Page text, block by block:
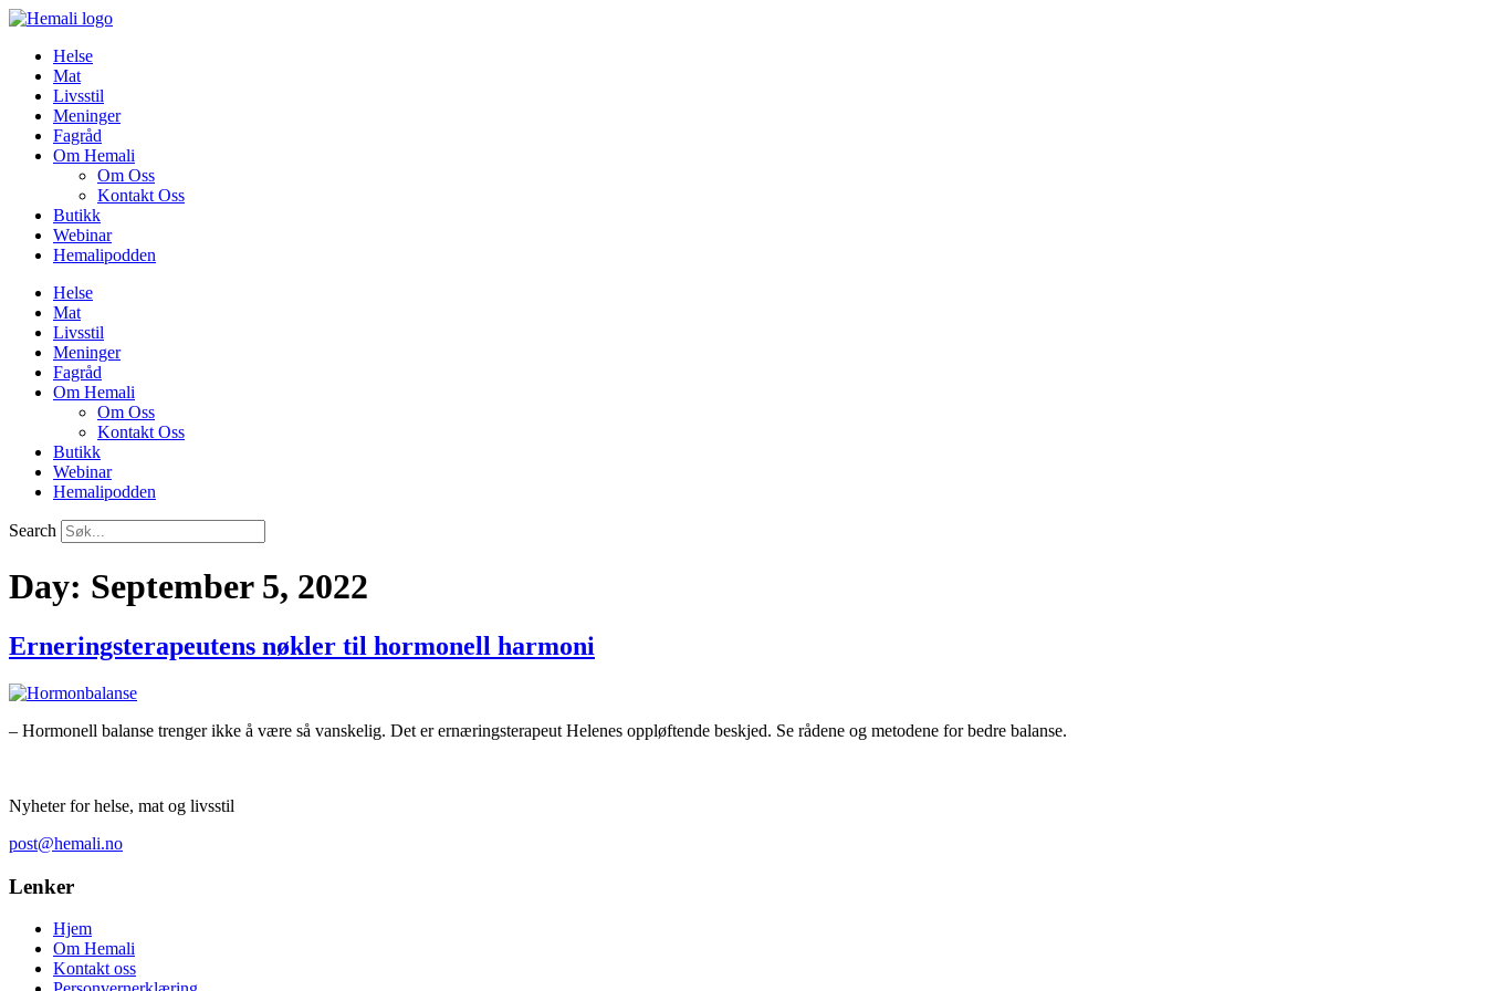
Skip
contentHelse
Mat
Livsstil
Meninger
Fagråd
Om Hemali
Om Oss
Kontakt Oss
Butikk
Webinar
Hemalipodden
Helse
Mat
Livsstil
Meninger
Fagråd
Om Hemali
Om Oss
Kontakt Oss
Butikk
Webinar
Hemalipodden
Search
Day: September 5, 2022
Erneringsterapeutens nøkler til hormonell harmoni
– Hormonell balanse trenger ikke å være så vanskelig. Det er ernæringsterapeut Helenes oppløftende beskjed. Se rådene og metodene for bedre balanse.
Nyheter for helse, mat og livsstil
post@hemali.no
Lenker
Hjem
Om Hemali
Kontakt oss